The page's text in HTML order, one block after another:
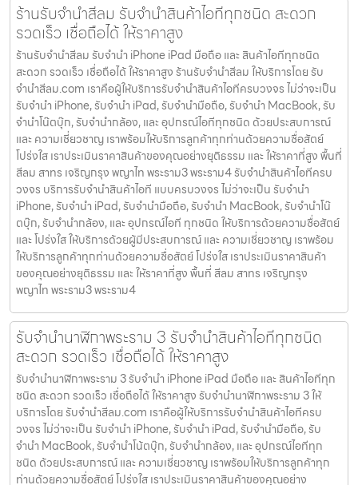
ร้านรับจำนำสีลม รับจำนำสินค้าไอทีทุกชนิด สะดวก
รวดเร็ว เชื่อถือได้ ให้ราคาสูง
ร้านรับจำนำสีลม รับจำนำ iPhone iPad มือถือ และ สินค้าไอทีทุกชนิด
สะดวก รวดเร็ว เชื่อถือได้ ให้ราคาสูง ร้านรับจำนำสีลม ให้บริการโดย รับ
จํานําสีลม.com เราคือผู้ให้บริการรับจำนำสินค้าไอทีครบวงจร ไม่ว่าจะเป็น
รับจำนำ iPhone, รับจำนำ iPad, รับจำนำมือถือ, รับจำนำ MacBook, รับ
จำนำโน๊ตบุ๊ก, รับจำนำกล้อง, และ อุปกรณ์ไอทีทุกชนิด ด้วยประสบการณ์
และ ความเชี่ยวชาญ เราพร้อมให้บริการลูกค้าทุกท่านด้วยความซื่อสัตย์
โปร่งใส เราประเมินราคาสินค้าของคุณอย่างยุติธรรม และ ให้ราคาที่สูง พื้นที่
สีลม สาทร เจริญกรุง พญาไท พระราม3 พระราม4 รับจำนำสินค้าไอทีครบ
วงจร บริการรับจำนำสินค้าไอที แบบครบวงจร ไม่ว่าจะเป็น รับจำนำ
iPhone, รับจำนำ iPad, รับจำนำมือถือ, รับจำนำ MacBook, รับจำนำโน๊
ตบุ๊ก, รับจำนำกล้อง, และ อุปกรณ์ไอที ทุกชนิด ให้บริการด้วยความซื่อสัตย์
และ โปร่งใส ให้บริการด้วยผู้มีประสบการณ์ และ ความเชี่ยวชาญ เราพร้อม
ให้บริการลูกค้าทุกท่านด้วยความซื่อสัตย์ โปร่งใส เราประเมินราคาสินค้า
ของคุณอย่างยุติธรรม และ ให้ราคาที่สูง พื้นที่ สีลม สาทร เจริญกรุง
พญาไท พระราม3 พระราม4
รับจำนำนาฬิกาพระราม 3 รับจำนำสินค้าไอทีทุกชนิด
สะดวก รวดเร็ว เชื่อถือได้ ให้ราคาสูง
รับจำนำนาฬิกาพระราม 3 รับจำนำ iPhone iPad มือถือ และ สินค้าไอทีทุก
ชนิด สะดวก รวดเร็ว เชื่อถือได้ ให้ราคาสูง รับจำนำนาฬิกาพระราม 3 ให้
บริการโดย รับจํานําสีลม.com เราคือผู้ให้บริการรับจำนำสินค้าไอทีครบ
วงจร ไม่ว่าจะเป็น รับจำนำ iPhone, รับจำนำ iPad, รับจำนำมือถือ, รับ
จำนำ MacBook, รับจำนำโน้ตบุ๊ก, รับจำนำกล้อง, และ อุปกรณ์ไอทีทุก
ชนิด ด้วยประสบการณ์ และ ความเชี่ยวชาญ เราพร้อมให้บริการลูกค้าทุก
ท่านด้วยความซื่อสัตย์ โปร่งใส เราประเมินราคาสินค้าของคุณอย่าง